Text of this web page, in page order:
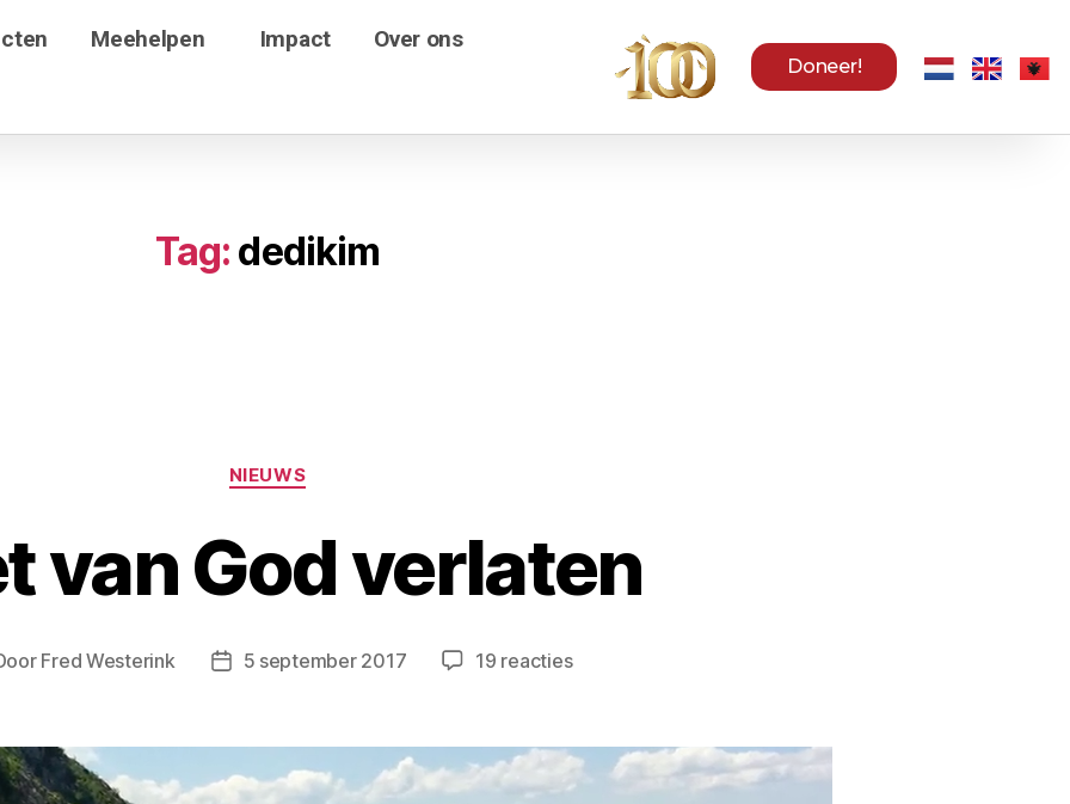
Meehelpen Impact Over ons
Doneer!
Tag: dedikim
NIEUWS
van God verlaten
Fred Westerink 5 september 2017 19 reacties